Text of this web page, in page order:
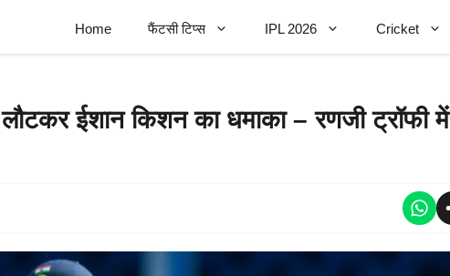
Home फैंटसी टिप्स IPL 2026 Cricket
ईशान किशन का धमाका – रणजी ट्रॉफी में